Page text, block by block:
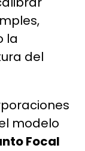
la
del
modelo
Focal